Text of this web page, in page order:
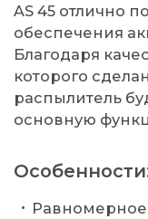
AS 45 отлично
обеспечения
Благодаря
которого
распылитель
основную